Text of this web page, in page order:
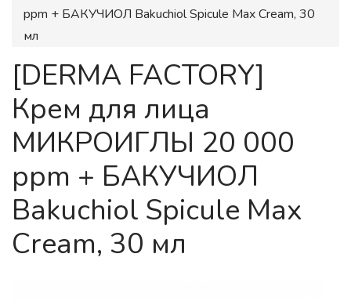
ppm + БАКУЧИОЛ Bakuchiol Spicule Max Cream, 30
мл
[DERMA FACTORY]
Крем для лица
МИКРОИГЛЫ 20 000
ppm + БАКУЧИОЛ
Bakuchiol Spicule Max
Cream, 30 мл